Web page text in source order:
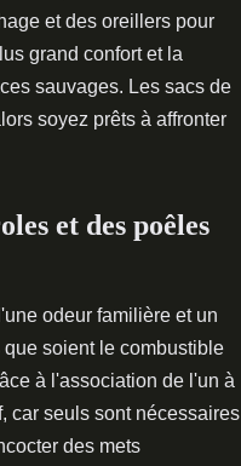
et des oreillers pour
grand confort et la
sauvages. Les sacs de
soyez prêts à affronter
et des poêles
odeur familière et un
soient le combustible
à l'association de l'un à
car seuls sont nécessaires
des mets